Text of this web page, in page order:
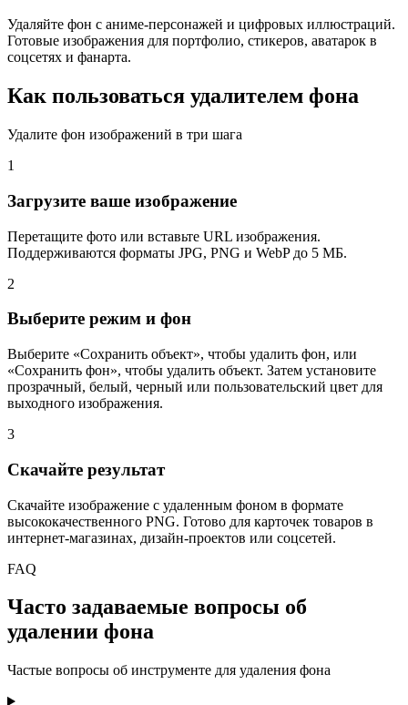
Удаляйте фон с аниме-персонажей и цифровых иллюстраций.
Готовые изображения для портфолио, стикеров, аватарок в
соцсетях и фанарта.
Как пользоваться удалителем фона
Удалите фон изображений в три шага
1
Загрузите ваше изображение
Перетащите фото или вставьте URL изображения.
Поддерживаются форматы JPG, PNG и WebP до 5 МБ.
2
Выберите режим и фон
Выберите «Сохранить объект», чтобы удалить фон, или
«Сохранить фон», чтобы удалить объект. Затем установите
прозрачный, белый, черный или пользовательский цвет для
выходного изображения.
3
Скачайте результат
Скачайте изображение с удаленным фоном в формате
высококачественного PNG. Готово для карточек товаров в
интернет-магазинах, дизайн-проектов или соцсетей.
FAQ
Часто задаваемые вопросы об
удалении фона
Частые вопросы об инструменте для удаления фона